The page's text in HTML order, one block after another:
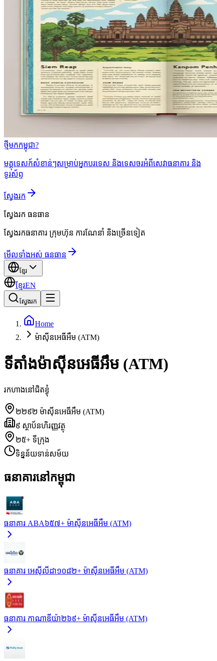
ថ្មីមកកម្ពុជា?
មគ្គុទេសក៍សំខាន់ៗសម្រាប់អ្នកបរទេស និងទេសចរអំពីសេវាធនាគារ និង
ទូរស័ព្ទ
ស្វែងរក
ស្វែងរក ធនធាន
ស្វែងរកធនាគារ ក្រុមហ៊ុន ការណែនាំ និងច្រើនទៀត
មើលទាំងអស់ ធនធាន
ខ្មែរ
ខ្មែរEN
ស្វែងរក
Home
ម៉ាស៊ីនអេធីអឹម (ATM)
ទីតាំងម៉ាស៊ីនអេធីអឹម (ATM)
រកហាងនៅជិតខ្ងុំ
២២៩២ ម៉ាស៊ីនអេធីអឹម (ATM)
៩ ស្ថាប័នហិរញ្ញវត្ថុ
២៥+ ទីក្រុង
ទិន្នន័យទាន់សម័យ
ធនាគារនៅកម្ពុជា
ធនាគារ ABA៦៥៧+ ម៉ាស៊ីនអេធីអឹម (ATM)
ធនាគារ អេស៊ីលីដា១០៨២+ ម៉ាស៊ីនអេធីអឹម (ATM)
ធនាគារ កាណាឌីយ៉ា២៦៩+ ម៉ាស៊ីនអេធីអឹម (ATM)